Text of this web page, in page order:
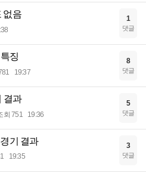
없음 1
댓글
징
19:37
8
댓글
결과
회 751 19:36
5
댓글
기 결과
19:35
3
댓글